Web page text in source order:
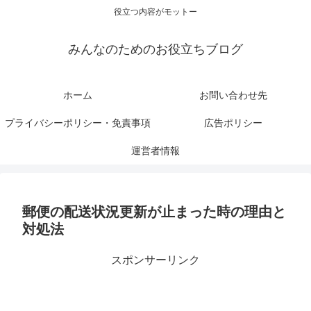
役立つ内容がモットー
みんなのためのお役立ちブログ
ホーム お問い合わせ先
プライバシーポリシー・免責事項 広告ポリシー
運営者情報
郵便の配送状況更新が止まった時の理由と
対処法
スポンサーリンク